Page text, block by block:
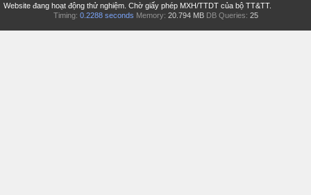
Website đang hoạt động thử nghiệm. Chờ giấy phép MXH/TTDT của bộ TT&TT.
Timing: 0.2288 seconds Memory: 20.794 MB DB Queries: 25